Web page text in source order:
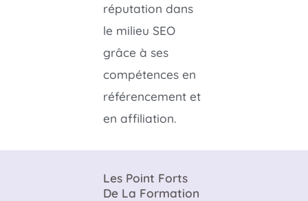
réputation dans
le milieu SEO
grâce à ses
compétences en
référencement et
en affiliation.
Les Point Forts
De La Formation